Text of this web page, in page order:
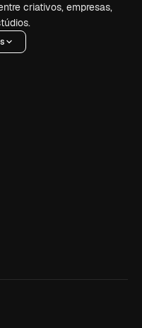
criativos, empresas,